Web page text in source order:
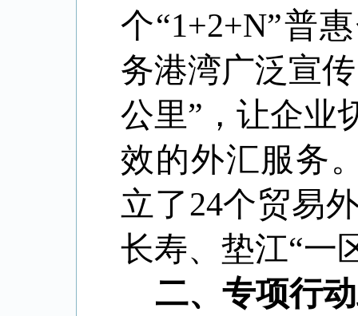
个“1+2+N”普
务港湾广泛宣
公里” ，让企
效的外汇服务
立了24个贸易
长寿、垫江“一
二、专项行